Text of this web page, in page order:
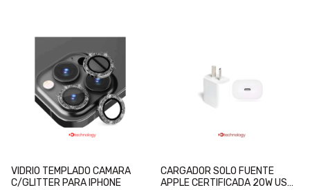
VIDRIO TEMPLADO CAMARA
C/GLITTER PARA IPHONE
CARGADOR SOLO FUENTE
APPLE CERTIFICADA 20W USB-